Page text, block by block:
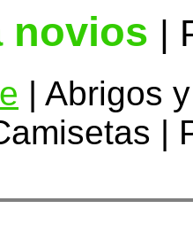
novios |
| Abrigos
|